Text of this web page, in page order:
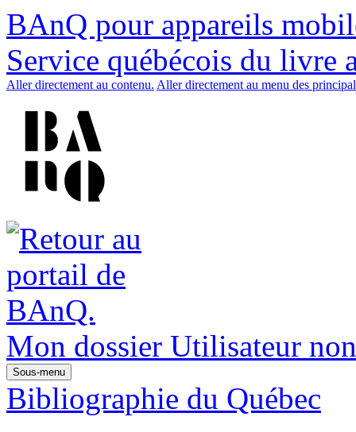
BAnQ pour appareils
Service québécois du livre
Aller directement au contenu. Aller directement au menu des
Mon dossier Utilisateur
Sous-menu
Bibliographie du Québec